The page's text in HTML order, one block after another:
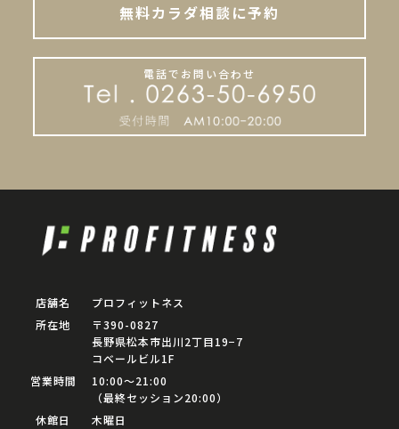
無料カラダ相談に予約
電話でお問い合わせ
店舗名
プロフィットネス
所在地
〒390-0827
長野県松本市出川2丁目19−7
コベールビル1F
営業時間
10:00〜21:00
（最終セッション20:00）
休館日
木曜日